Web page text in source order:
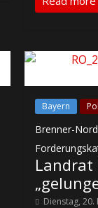
Bayern
Brenner-
Landrat
Dienstag,